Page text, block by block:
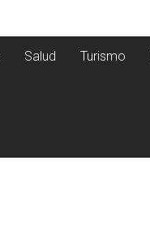
Salud Turismo